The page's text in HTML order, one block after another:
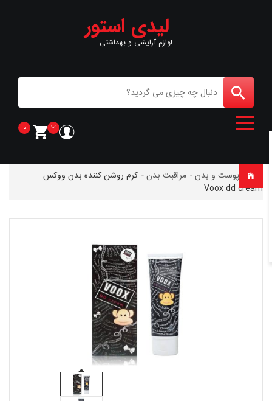
لیدی استور
لوازم آرایشی و بهداشتی
0
خانه پوست و بدن - مراقبت بدن - کرم روشن کننده بدن ووکس
Voox dd cream